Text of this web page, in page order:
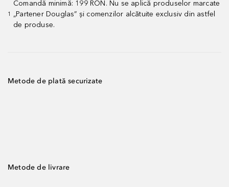
1
Comandă minimă: 199 RON. Nu se aplică produselor marcate
„Partener Douglas” și comenzilor alcătuite exclusiv din astfel
de produse.
Metode de plată securizate
Metode de livrare